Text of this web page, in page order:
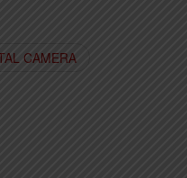
CAMERA